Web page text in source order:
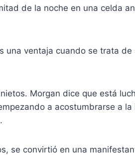
de la noche en una celda
una ventaja cuando se trata de
Morgan dice que está
a acostumbrarse a la
se convirtió en una